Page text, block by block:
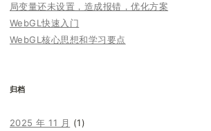
局变量还未设置，造成报错，优化方案
WebGL快速入门
WebGL核心思想和学习要点
归档
2025 年 11 月 (1)